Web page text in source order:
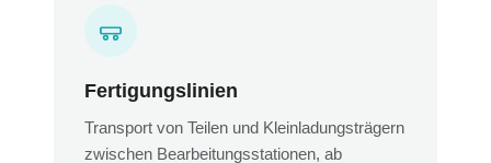
Fertigungslinien
Transport von Teilen und Kleinladungsträgern
zwischen Bearbeitungsstationen, ab